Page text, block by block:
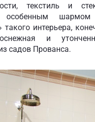
текстиль и
особенным
интерьера,
и
садов Прованса.